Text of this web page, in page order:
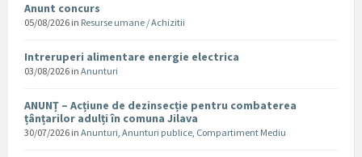
Anunt concurs
05/08/2026 in Resurse umane / Achizitii
Intreruperi alimentare energie electrica
03/08/2026 in Anunturi
ANUNȚ – Acțiune de dezinsecție pentru combaterea
țânțarilor adulți în comuna Jilava
30/07/2026 in Anunturi, Anunturi publice, Compartiment Mediu